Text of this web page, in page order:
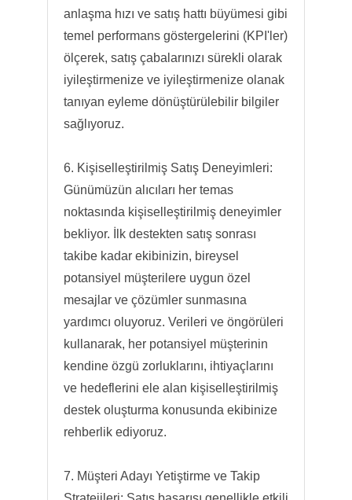
anlaşma hızı ve satış hattı büyümesi gibi
temel performans göstergelerini (KPI'ler)
ölçerek, satış çabalarınızı sürekli olarak
iyileştirmenize ve iyileştirmenize olanak
tanıyan eyleme dönüştürülebilir bilgiler
sağlıyoruz.
6. Kişiselleştirilmiş Satış Deneyimleri:
Günümüzün alıcıları her temas
noktasında kişiselleştirilmiş deneyimler
bekliyor. İlk destekten satış sonrası
takibe kadar ekibinizin, bireysel
potansiyel müşterilere uygun özel
mesajlar ve çözümler sunmasına
yardımcı oluyoruz. Verileri ve öngörüleri
kullanarak, her potansiyel müşterinin
kendine özgü zorluklarını, ihtiyaçlarını
ve hedeflerini ele alan kişiselleştirilmiş
destek oluşturma konusunda ekibinize
rehberlik ediyoruz.
7. Müşteri Adayı Yetiştirme ve Takip